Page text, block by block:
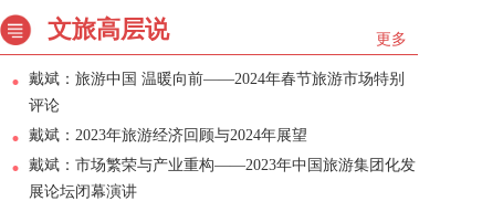
更多
文旅高层说
戴斌：旅游中国 温暖向前——2024年春节旅游市场特别
评论
戴斌：2023年旅游经济回顾与2024年展望
戴斌：市场繁荣与产业重构——2023年中国旅游集团化发
展论坛闭幕演讲